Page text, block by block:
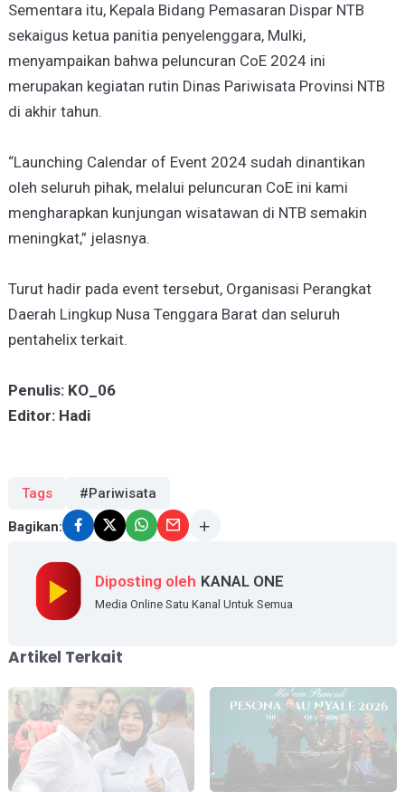
Sementara itu, Kepala Bidang Pemasaran Dispar NTB
sekaigus ketua panitia penyelenggara, Mulki,
menyampaikan bahwa peluncuran CoE 2024 ini
merupakan kegiatan rutin Dinas Pariwisata Provinsi NTB
di akhir tahun.
“Launching Calendar of Event 2024 sudah dinantikan
oleh seluruh pihak, melalui peluncuran CoE ini kami
mengharapkan kunjungan wisatawan di NTB semakin
meningkat,” jelasnya.
Turut hadir pada event tersebut, Organisasi Perangkat
Daerah Lingkup Nusa Tenggara Barat dan seluruh
pentahelix terkait.
Penulis: KO_06
Editor: Hadi
Tags #Pariwisata
Bagikan:
Diposting oleh KANAL ONE
Media Online Satu Kanal Untuk Semua
Artikel Terkait